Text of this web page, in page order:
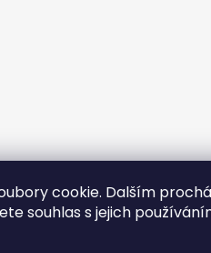
cookie. Dalším
souhlas s jejich
Dveřní kování Stavební